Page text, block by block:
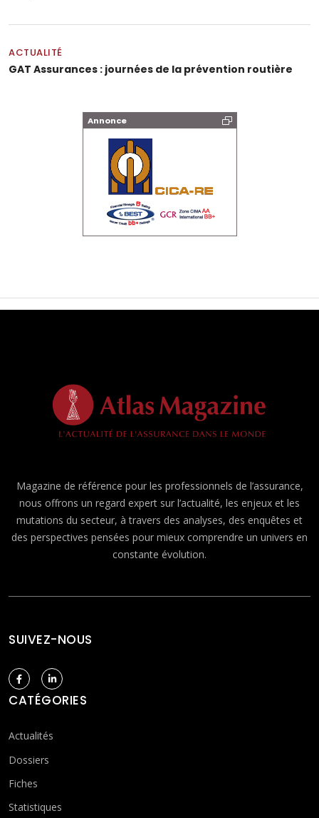
ACTUALITÉ
GAT Assurances : journées de la prévention routière
Annonce
Magazine de référence pour les professionnels de l’assurance,
nous offrons un regard expert sur l’actualité, les enjeux et les
mutations du secteur, à travers des analyses, des enquêtes et
des perspectives pensées pour mieux comprendre un univers en
constante évolution.
SUIVEZ-NOUS
CATÉGORIES
Actualités
Dossiers
Fiches
Statistiques